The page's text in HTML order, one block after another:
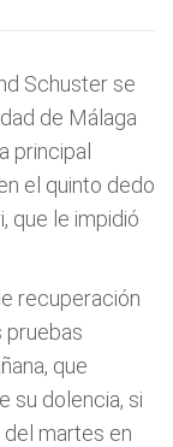
Schuster se
de Málaga
principal
el quinto dedo
que le impidió
recuperación
pruebas
que
su dolencia, si
martes en